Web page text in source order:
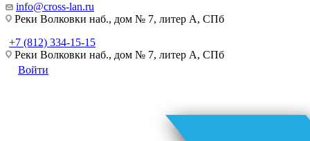
info@cross-lan.ru
Реки Волковки наб., дом № 7, литер А, СПб
+7 (812) 334-15-15
Реки Волковки наб., дом № 7, литер А, СПб
Войти